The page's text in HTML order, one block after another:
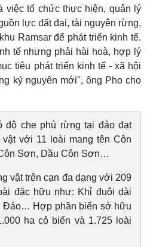
việc tổ chức thực hiện, quản lý
lực đất đai, tài nguyên rừng,
Ramsar để phát triển kinh tế.
tế nhưng phải hài hoà, hợp lý
tiêu phát triển kinh tế - xã hội
kỷ nguyên mới", ông Pho cho
độ che phủ rừng tại đảo đạt
với 11 loài mang tên Côn
Sơn, Dầu Côn Sơn…
vật trên cạn đa dạng với 209
đặc hữu như: Khỉ đuôi dài
Đảo… Hợp phần biển sở hữu
ha cỏ biển và 1.725 loài